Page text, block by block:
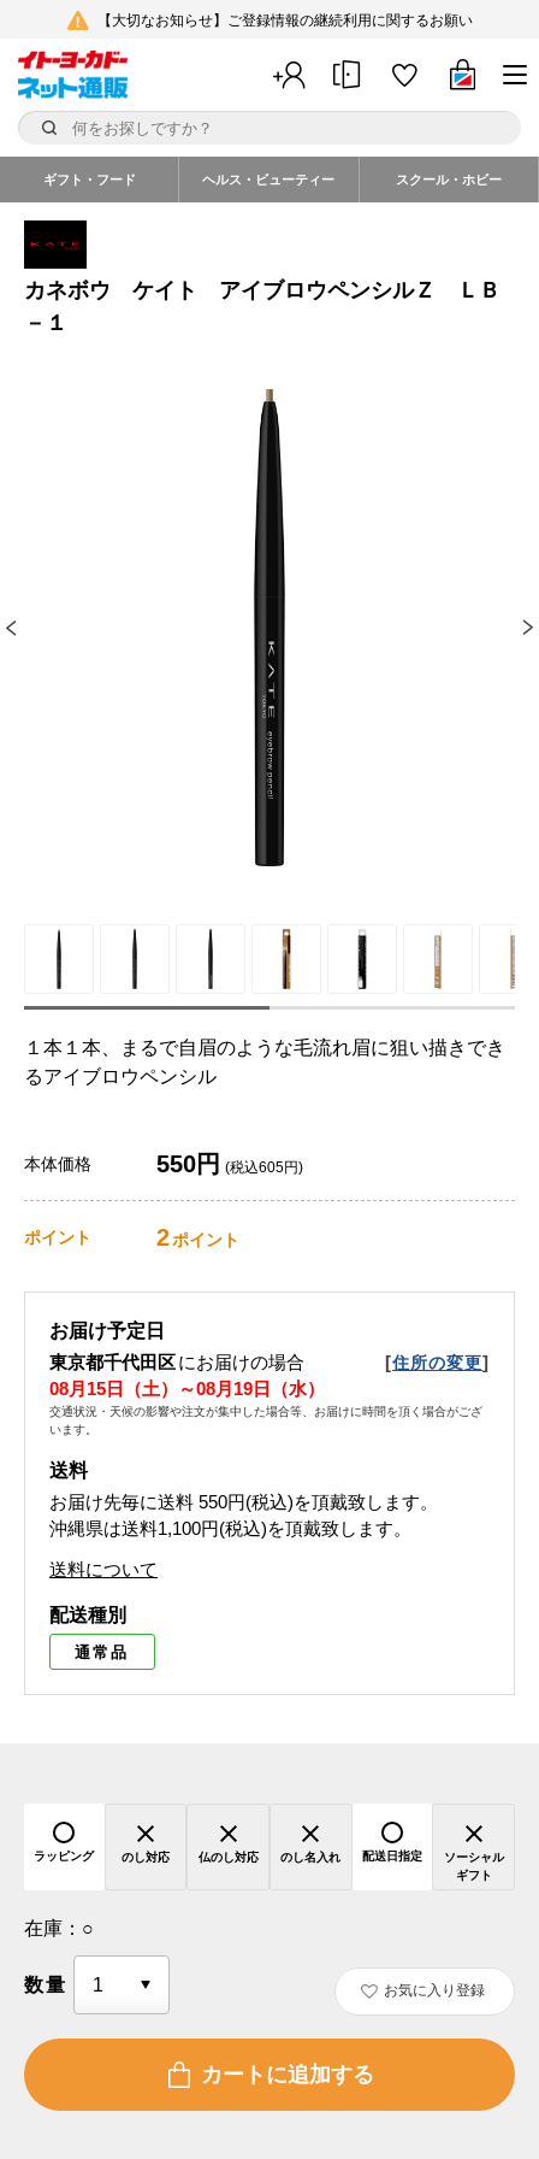
【大切なお知らせ】ご登録情報の継続利用に関するお願い
ギフト・フード ヘルス・ビューティー スクール・ホビー
カネボウ ケイト アイブロウペンシルＺ ＬＢ
－１
１本１本、まるで自眉のような毛流れ眉に狙い描きでき
るアイブロウペンシル
本体価格 550円 (税込605円)
ポイント 2ポイント
お届け予定日
東京都千代田区にお届けの場合 [住所の変更]
08月15日（土）～08月19日（水）
交通状況・天候の影響や注文が集中した場合等、お届けに時間を頂く場合がござ
います。
送料
お届け先毎に送料 550円(税込)を頂戴致します。
沖縄県は送料1,100円(税込)を頂戴致します。
送料について
配送種別
通常品
ラッピング のし対応 仏のし対応 のし名入れ 配送日指定
ソーシャル
ギフト
在庫： ○
数量 お気に入り登録